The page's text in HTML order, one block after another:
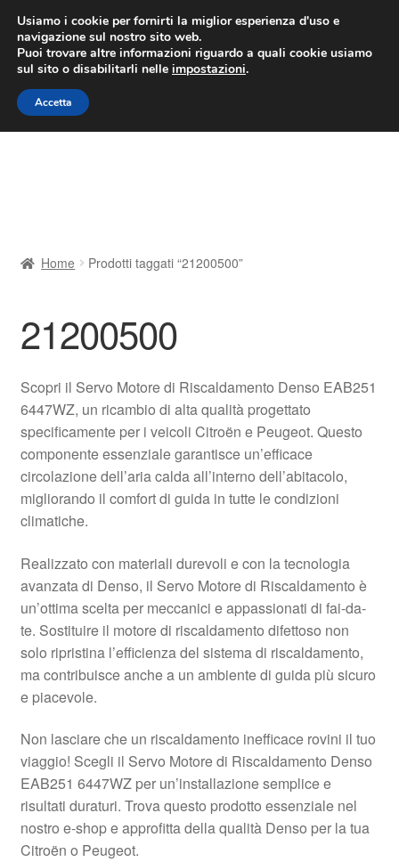
CONSEGNA da 7 EUR
Lun-Ven 9:00 - 16:00/800 580 290
Vai
alla
navigazione
Vai
al
contenuto
Contatto
Il mio account
Pagamenti
Politica sulla riservatezza
Procedura di Reclamo
Registratore di cassa
Rimostranza
Spedizione in tutto il mondo
Home Prodotti taggati “21200500”
21200500
Scopri il Servo Motore di Riscaldamento Denso EAB251
6447WZ, un ricambio di alta qualità progettato
specificamente per i veicoli Citroën e Peugeot. Questo
componente essenziale garantisce un’efficace
circolazione dell’aria calda all’interno dell’abitacolo,
migliorando il comfort di guida in tutte le condizioni
climatiche.
Realizzato con materiali durevoli e con la tecnologia
avanzata di Denso, il Servo Motore di Riscaldamento è
un’ottima scelta per meccanici e appassionati di fai-da-
te. Sostituire il motore di riscaldamento difettoso non
solo ripristina l’efficienza del sistema di riscaldamento,
ma contribuisce anche a un ambiente di guida più sicuro
e piacevole.
Non lasciare che un riscaldamento inefficace rovini il tuo
viaggio! Scegli il Servo Motore di Riscaldamento Denso
EAB251 6447WZ per un’installazione semplice e
risultati duraturi. Trova questo prodotto essenziale nel
nostro e-shop e approfitta della qualità Denso per la tua
Citroën o Peugeot.
Usiamo i cookie per fornirti la miglior esperienza d'uso e
navigazione sul nostro sito web.
Puoi trovare altre informazioni riguardo a quali cookie usiamo
sul sito o disabilitarli nelle impostazioni.
Accetta